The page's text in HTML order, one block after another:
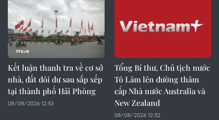
Kết luận thanh tra về cơ sở
nhà, đất dôi dư sau sắp xếp
tại thành phố Hải Phòng
08/08/2026 12:53
Tổng Bí thư, Chủ tịch nước
Tô Lâm lên đường thăm
cấp Nhà nước Australia và
New Zealand
08/08/2026 12:52